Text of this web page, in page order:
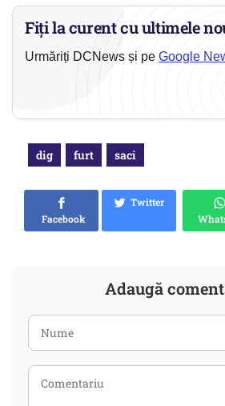
Fiți la curent cu ultimele
Urmăriți DCNews și pe Google
dig furt saci
Facebook
Twitter
Adaugă